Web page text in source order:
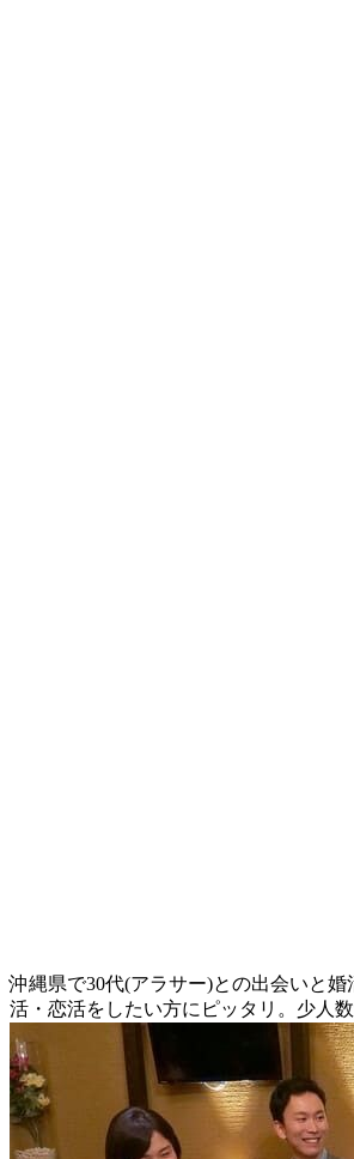
沖縄県で30代(アラサー)との出会いと
活・恋活をしたい方にピッタリ。少人